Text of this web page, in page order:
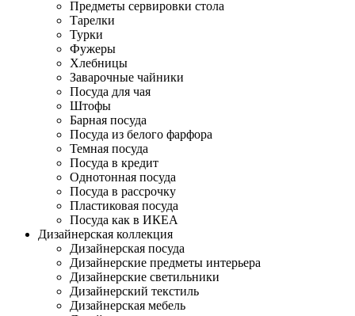
Предметы сервировки стола
Тарелки
Турки
Фужеры
Хлебницы
Заварочные чайники
Посуда для чая
Штофы
Барная посуда
Посуда из белого фарфора
Темная посуда
Посуда в кредит
Однотонная посуда
Посуда в рассрочку
Пластиковая посуда
Посуда как в ИКЕА
Дизайнерская коллекция
Дизайнерская посуда
Дизайнерские предметы интерьера
Дизайнерские светильники
Дизайнерский текстиль
Дизайнерская мебель